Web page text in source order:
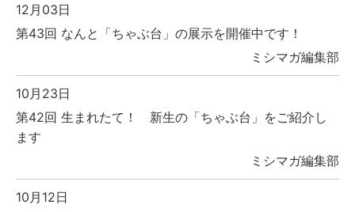
12月03日
第43回 なんと「ちゃぶ台」の展示を開催中です！
ミシマガ編集部
10月23日
第42回 生まれたて！ 新生の「ちゃぶ台」をご紹介し
ます
ミシマガ編集部
10月12日